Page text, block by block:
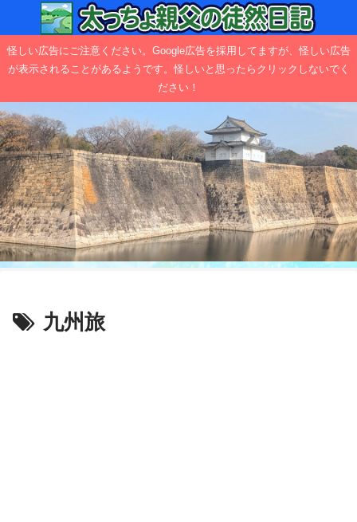
怪しい広告にご注意ください。Google広告を採用してますが、怪しい広告
が表示されることがあるようです。怪しいと思ったらクリックしないでく
ださい！
九州旅